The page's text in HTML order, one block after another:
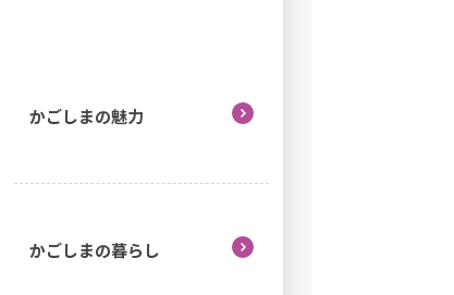
かごしまの魅力
かごしまの暮らし